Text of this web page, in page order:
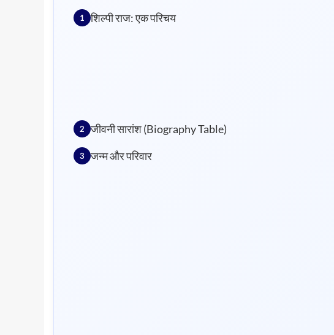
शिल्पी राज: एक परिचय
जीवनी सारांश (Biography Table)
जन्म और परिवार